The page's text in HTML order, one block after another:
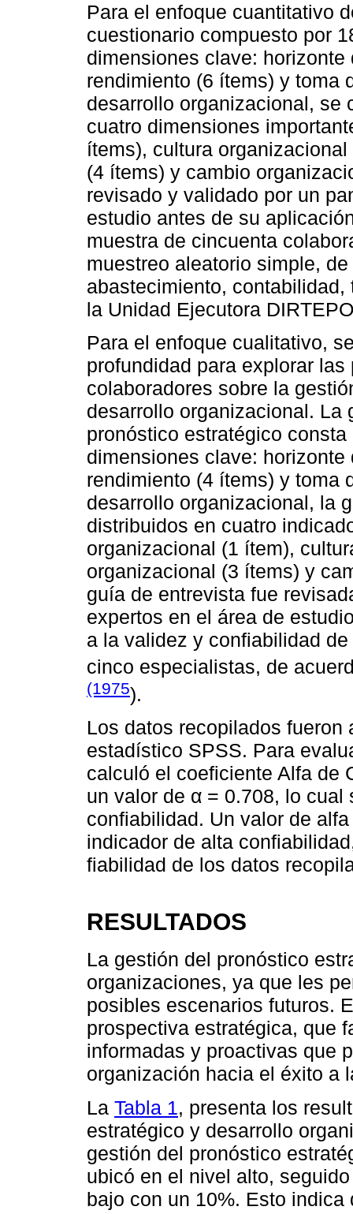
Para el enfoque cuantitativo
cuestionario compuesto por
dimensiones clave:
rendimiento (6 ítems) y toma
desarrollo organizacional, se
cuatro dimensiones
ítems), cultura
(4 ítems) y cambio
revisado y validado por un
estudio antes de su
muestra de cincuenta
muestreo aleatorio simple,
abastecimiento,
la Unidad Ejecutora
Para el enfoque cualitativo,
profundidad para explorar
colaboradores sobre la
desarrollo organizacional. La
pronóstico estratégico
dimensiones clave:
rendimiento (4 ítems) y toma
desarrollo organizacional, la
distribuidos en cuatro
organizacional (1 ítem),
organizacional (3 ítems) y
guía de entrevista fue
expertos en el área de
a la validez y confiabilidad
cinco especialistas, de
(1975).
Los datos recopilados
estadístico SPSS. Para
calculó el coeficiente Alfa de
un valor de α = 0.708, lo
confiabilidad. Un valor de
indicador de alta
fiabilidad de los datos
RESULTADOS
La gestión del pronóstico
organizaciones, ya que les
posibles escenarios futuros.
prospectiva estratégica, que
informadas y proactivas que
organización hacia el éxito a
La Tabla 1, presenta los
estratégico y desarrollo
gestión del pronóstico
ubicó en el nivel alto,
bajo con un 10%. Esto